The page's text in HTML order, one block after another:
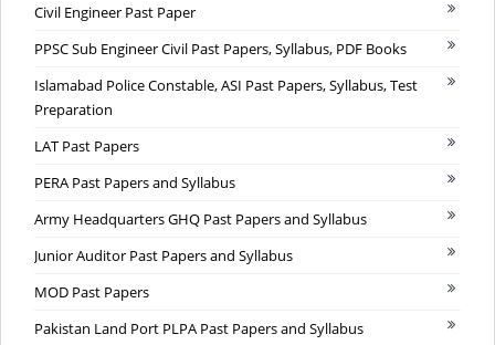
Civil Engineer Past Paper
PPSC Sub Engineer Civil Past Papers, Syllabus, PDF Books
Islamabad Police Constable, ASI Past Papers, Syllabus, Test
Preparation
LAT Past Papers
PERA Past Papers and Syllabus
Army Headquarters GHQ Past Papers and Syllabus
Junior Auditor Past Papers and Syllabus
MOD Past Papers
Pakistan Land Port PLPA Past Papers and Syllabus